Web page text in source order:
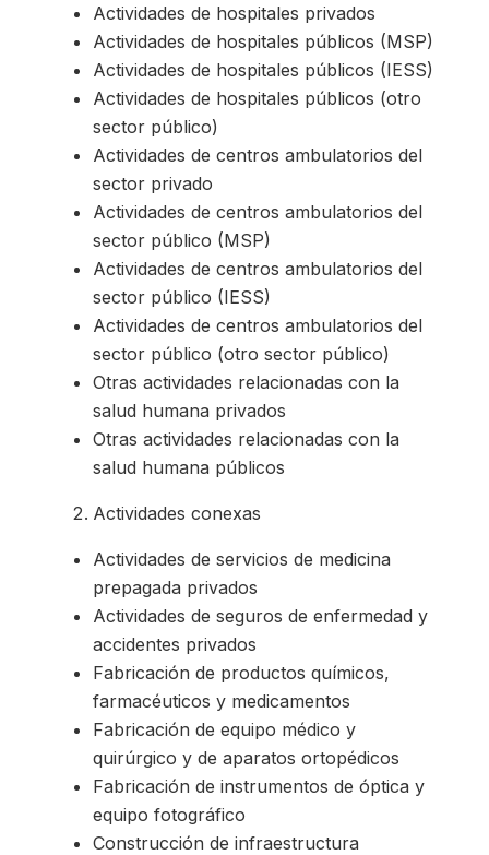
Actividades de hospitales privados
Actividades de hospitales públicos (MSP)
Actividades de hospitales públicos (IESS)
Actividades de hospitales públicos (otro
sector público)
Actividades de centros ambulatorios del
sector privado
Actividades de centros ambulatorios del
sector público (MSP)
Actividades de centros ambulatorios del
sector público (IESS)
Actividades de centros ambulatorios del
sector público (otro sector público)
Otras actividades relacionadas con la
salud humana privados
Otras actividades relacionadas con la
salud humana públicos
Actividades conexas
Actividades de servicios de medicina
prepagada privados
Actividades de seguros de enfermedad y
accidentes privados
Fabricación de productos químicos,
farmacéuticos y medicamentos
Fabricación de equipo médico y
quirúrgico y de aparatos ortopédicos
Fabricación de instrumentos de óptica y
equipo fotográfico
Construcción de infraestructura